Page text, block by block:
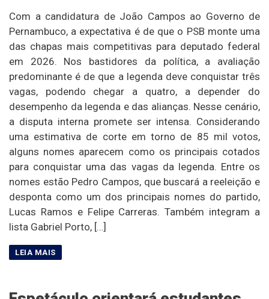
Com a candidatura de João Campos ao Governo de
Pernambuco, a expectativa é de que o PSB monte uma
das chapas mais competitivas para deputado federal
em 2026. Nos bastidores da política, a avaliação
predominante é de que a legenda deve conquistar três
vagas, podendo chegar a quatro, a depender do
desempenho da legenda e das alianças. Nesse cenário,
a disputa interna promete ser intensa. Considerando
uma estimativa de corte em torno de 85 mil votos,
alguns nomes aparecem como os principais cotados
para conquistar uma das vagas da legenda. Entre os
nomes estão Pedro Campos, que buscará a reeleição e
desponta como um dos principais nomes do partido,
Lucas Ramos e Felipe Carreras. Também integram a
lista Gabriel Porto, […]